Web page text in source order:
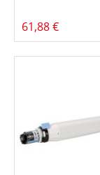
61,88 €